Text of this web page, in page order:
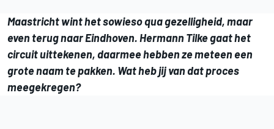
Maastricht wint het sowieso qua gezelligheid, maar
even terug naar Eindhoven. Hermann Tilke gaat het
circuit uittekenen, daarmee hebben ze meteen een
grote naam te pakken. Wat heb jij van dat proces
meegekregen?